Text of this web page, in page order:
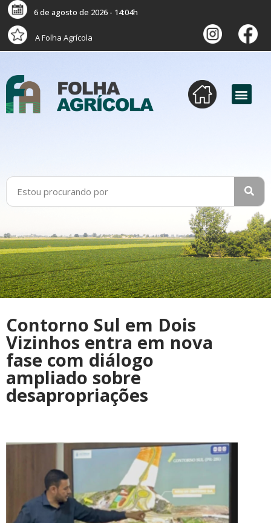
6 de agosto de 2026 - 14:04h
A Folha Agrícola
Contorno Sul em Dois
Vizinhos entra em nova
fase com diálogo
ampliado sobre
desapropriações